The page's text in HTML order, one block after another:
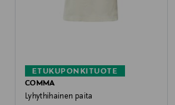
ETUKUPONKITUOTE
COMMA
Lyhythihainen paita